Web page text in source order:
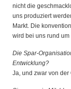
nicht die
uns produziert
Markt. Die
wird bei uns rund
Die Spar-
Entwicklung?
Ja, und zwar von